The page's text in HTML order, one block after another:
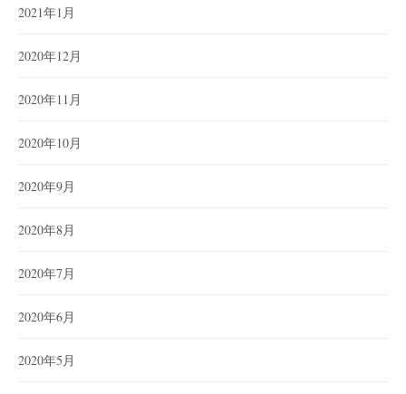
2021年1月
2020年12月
2020年11月
2020年10月
2020年9月
2020年8月
2020年7月
2020年6月
2020年5月